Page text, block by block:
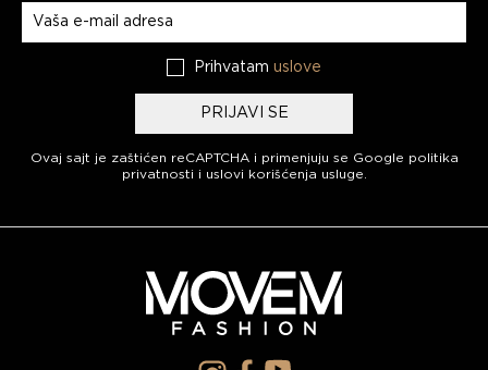
Prihvatam uslove
PRIJAVI SE
Ovaj sajt je zaštićen reCAPTCHA i primenjuju se Google politika
privatnosti i uslovi korišćenja usluge